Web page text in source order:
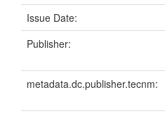
Issue Date:
Publisher:
metadata.dc.publisher.tecnm: